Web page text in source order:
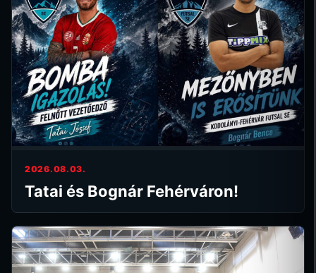
2026.08.03.
Tatai és Bognár Fehérváron!